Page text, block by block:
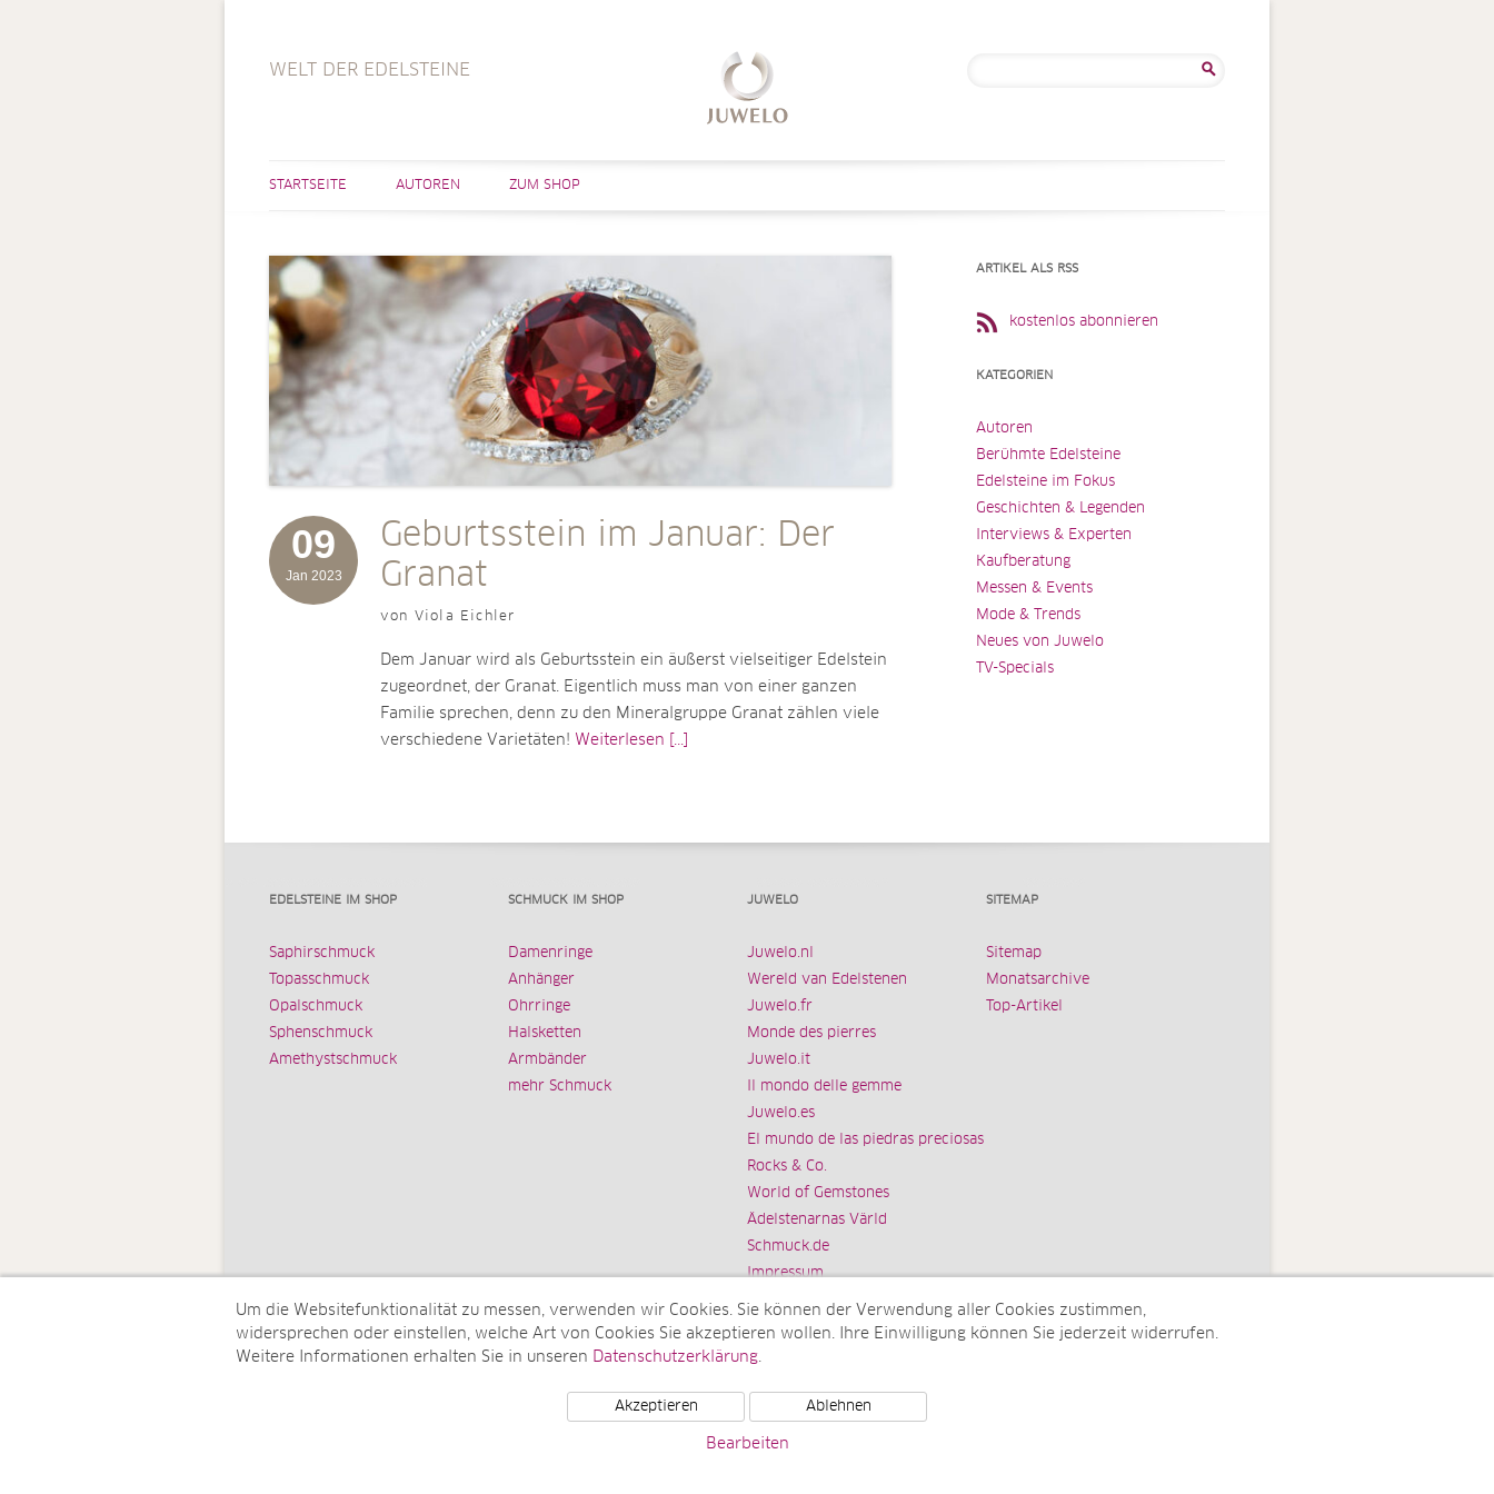
WELT DER EDELSTEINE
STARTSEITE AUTOREN ZUM SHOP
09
Jan 2023
Geburtsstein im Januar: Der
Granat
von Viola Eichler
Dem Januar wird als Geburtsstein ein äußerst vielseitiger Edelstein
zugeordnet, der Granat. Eigentlich muss man von einer ganzen
Familie sprechen, denn zu den Mineralgruppe Granat zählen viele
verschiedene Varietäten! Weiterlesen [...]
ARTIKEL ALS RSS
kostenlos abonnieren
KATEGORIEN
Autoren
Berühmte Edelsteine
Edelsteine im Fokus
Geschichten & Legenden
Interviews & Experten
Kaufberatung
Messen & Events
Mode & Trends
Neues von Juwelo
TV-Specials
EDELSTEINE IM SHOP
Saphirschmuck
Topasschmuck
Opalschmuck
Sphenschmuck
Amethystschmuck
SCHMUCK IM SHOP
Damenringe
Anhänger
Ohrringe
Halsketten
Armbänder
mehr Schmuck
JUWELO
Juwelo.nl
Wereld van Edelstenen
Juwelo.fr
Monde des pierres
Juwelo.it
Il mondo delle gemme
Juwelo.es
El mundo de las piedras preciosas
Rocks & Co.
World of Gemstones
Ädelstenarnas Värld
Schmuck.de
Impressum
SITEMAP
Sitemap
Monatsarchive
Top-Artikel
© Juwelo Deutschland GmbH (ein Tochterunternehmen der elumeo SE)
Um die Websitefunktionalität zu messen, verwenden wir Cookies. Sie können der Verwendung aller Cookies zustimmen,
widersprechen oder einstellen, welche Art von Cookies Sie akzeptieren wollen. Ihre Einwilligung können Sie jederzeit widerrufen.
Weitere Informationen erhalten Sie in unseren Datenschutzerklärung.
Akzeptieren Ablehnen
Bearbeiten